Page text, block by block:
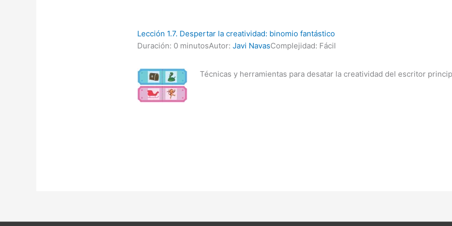
Lección 1.7. Despertar la creatividad: binomio fantástico
Duración: 0 minutosAutor:Javi NavasComplejidad: Fácil
Técnicas y herramientas para desatar la creatividad del escritor